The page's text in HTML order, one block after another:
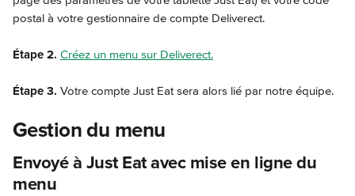
postal à votre gestionnaire de compte Deliverect.
Étape 2. Créez un menu sur Deliverect.
Étape 3. Votre compte Just Eat sera alors lié par notre équipe.
Gestion du menu
Envoyé à Just Eat avec mise en ligne du
menu